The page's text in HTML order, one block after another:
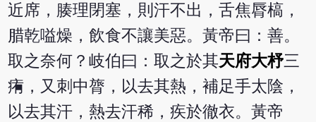
近席，腠理閉塞，則汗不出，舌焦脣槁，
腊乾嗌燥，飲食不讓美惡。黃帝曰：善。
取之奈何？岐伯曰：取之於其天府大杼三
痏，又刺中膂，以去其熱，補足手太陰，
以去其汗，熱去汗稀，疾於徹衣。黃帝